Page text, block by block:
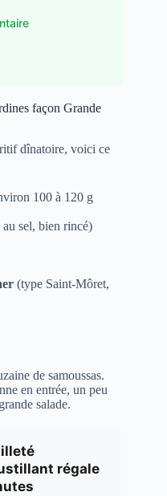
façon Grande
dînatoire, voici ce
100 à 120 g
sel, bien rincé)
(type Saint-Môret,
de samoussas.
en entrée, un peu
salade.
régale